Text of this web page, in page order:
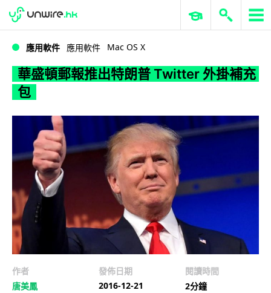
華盛頓郵報推出特朗普 Twitter 外掛補充包
WWDC 2026 ERP 與商業 AI
應用軟件 應用軟件 Mac OS X
華盛頓郵報推出特朗普 Twitter 外掛補充
包
作者
唐美鳳
發佈日期
2016-12-21
閱讀時間
2分鐘